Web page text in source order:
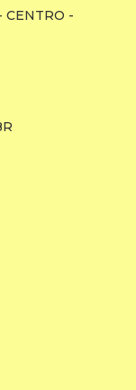
CENTRO -